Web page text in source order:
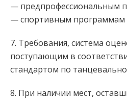
— предпрофессиональным
— спортивным программам
7. Требования, система
поступающим в
стандартом по
8. При наличии мест,